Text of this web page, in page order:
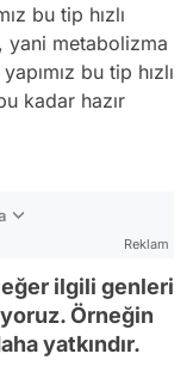
bu tip hızlı
yani metabolizma
bu tip hızlı
kadar hazır
Reklam
eğer ilgili genleri
Örneğin
yatkındır.